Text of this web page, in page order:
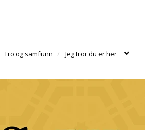
Tro og samfunn Jeg tror du er her